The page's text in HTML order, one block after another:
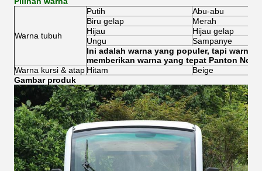
Warna tubuh
Putih
Abu-abu
Biru gelap
Merah
Hijau
Hijau gelap
Ungu
Sampanye
Ini adalah warna yang populer, tapi warna
memberikan warna yang tepat Panton No.
Warna kursi & atap Hitam
Beige
Gambar produk